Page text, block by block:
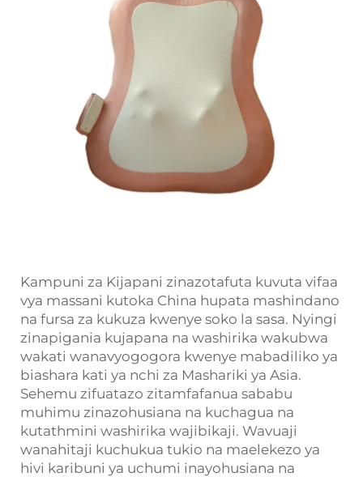
Kampuni za Kijapani zinazotafuta kuvuta vifaa
vya massani kutoka China hupata mashindano
na fursa za kukuza kwenye soko la sasa. Nyingi
zinapigania kujapana na washirika wakubwa
wakati wanavyogogora kwenye mabadiliko ya
biashara kati ya nchi za Mashariki ya Asia.
Sehemu zifuatazo zitamfafanua sababu
muhimu zinazohusiana na kuchagua na
kutathmini washirika wajibikaji. Wavuaji
wanahitaji kuchukua tukio na maelekezo ya
hivi karibuni ya uchumi inayohusiana na